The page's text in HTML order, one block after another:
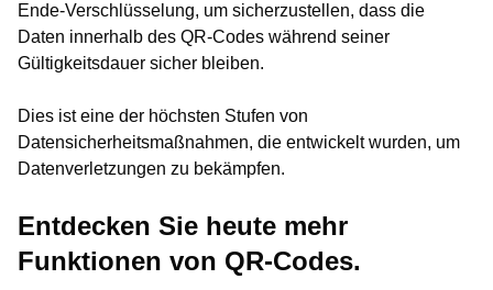
Ende-Verschlüsselung, um sicherzustellen, dass die
Daten innerhalb des QR-Codes während seiner
Gültigkeitsdauer sicher bleiben.
Dies ist eine der höchsten Stufen von
Datensicherheitsmaßnahmen, die entwickelt wurden, um
Datenverletzungen zu bekämpfen.
Entdecken Sie heute mehr
Funktionen von QR-Codes.